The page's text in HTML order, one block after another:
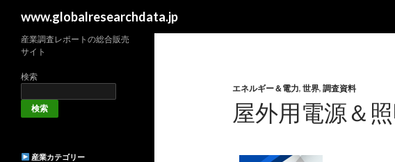
www.globalresearchdata.jp
エネルギー＆電力,世界,調査資料
屋外用電源＆
産業調査レポートの総合販売
サイト
検索
検索
産業カテゴリー